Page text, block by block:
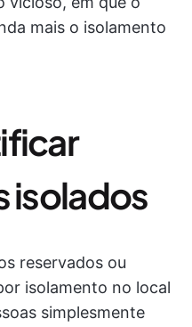
mais o isolamento
isolados
reservados ou
isolamento no local
simplesmente